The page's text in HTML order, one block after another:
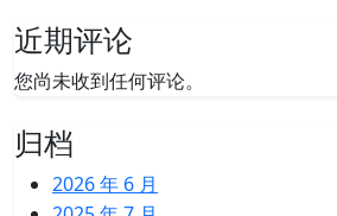
近期评论
您尚未收到任何评论。
归档
2026 年 6 月